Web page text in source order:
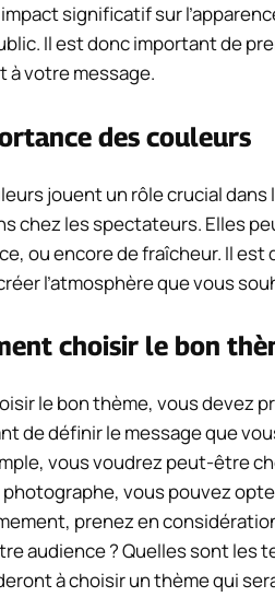
significatif sur
Il est donc important de
à votre message.
des couleurs
jouent un rôle crucial
chez les spectateurs. Elles
ou encore de fraîcheur. Il
l’atmosphère que vous
choisir le bon
le bon thème, vous devez
de définir le message que
vous voudrez peut-être
vous pouvez
prenez en
audience ? Quelles sont les
à choisir un thème qui